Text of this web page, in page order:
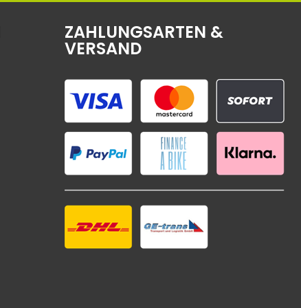
ZAHLUNGSARTEN &
VERSAND